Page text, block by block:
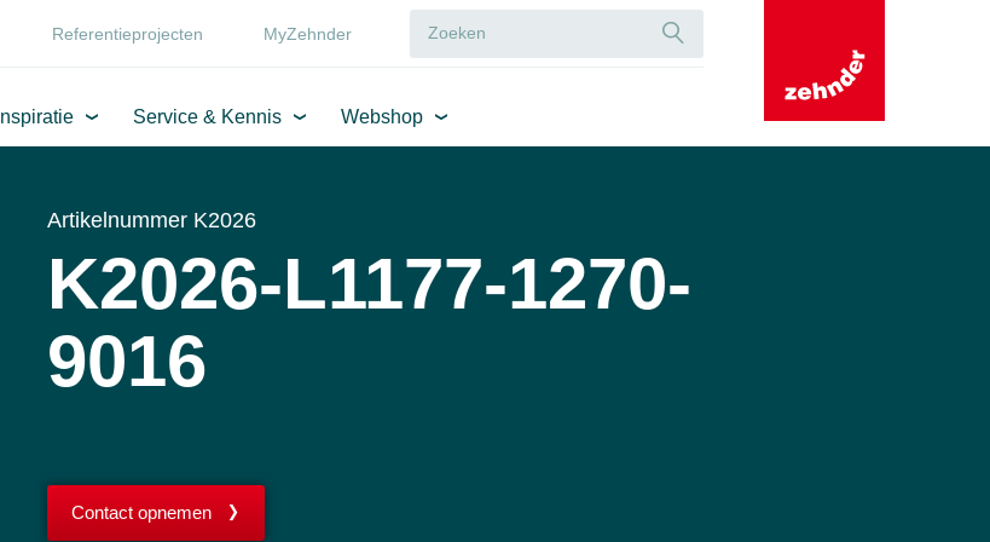
Referentieprojecten MyZehnder
Inspiratie Service & Kennis Webshop
Artikelnummer K2026
K2026-L1177-1270-
9016
Contact opnemen